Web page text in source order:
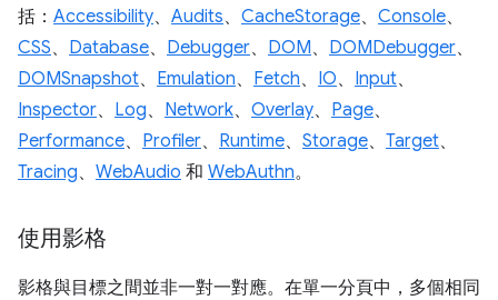
括： Accessibility、 Audits、 CacheStorage、 Console、
CSS、 Database、 Debugger、 DOM、 DOMDebugger、
DOMSnapshot、 Emulation、 Fetch、 IO、 Input、
Inspector、 Log、 Network、 Overlay、 Page、
Performance、 Profiler、 Runtime、 Storage、 Target、
Tracing、 WebAudio 和 WebAuthn。
使用影格
影格與目標之間並非一對一對應。在單一分頁中，多個相同